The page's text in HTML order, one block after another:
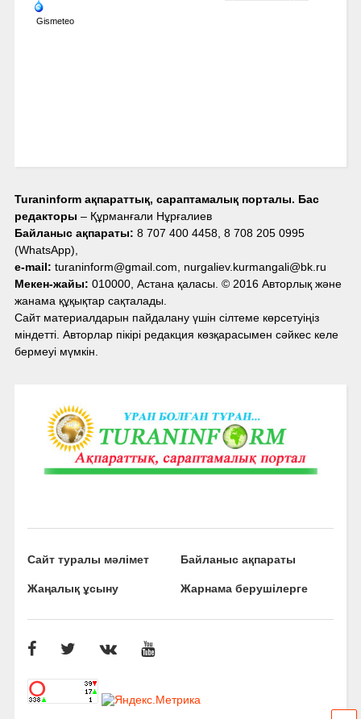
Gismeteo
Turaninform ақпараттық, сараптамалық порталы. Бас
редакторы – Құрманғали Нұрғалиев
Байланыс ақпараты: 8 707 400 4458, 8 708 205 0995
(WhatsApp),
e-mail: turaninform@gmail.com, nurgaliev.kurmangali@bk.ru
Мекен-жайы: 010000, Астана қаласы. © 2016 Авторлық және
жанама құқықтар сақталады.
Сайт материалдарын пайдалану үшін сілтеме көрсетуіңіз
міндетті. Авторлар пікірі редакция көзқарасымен сәйкес келе
бермеуі мүмкін.
Сайт туралы мәлімет Байланыс ақпараты
Жаңалық ұсыну Жарнама берушілерге